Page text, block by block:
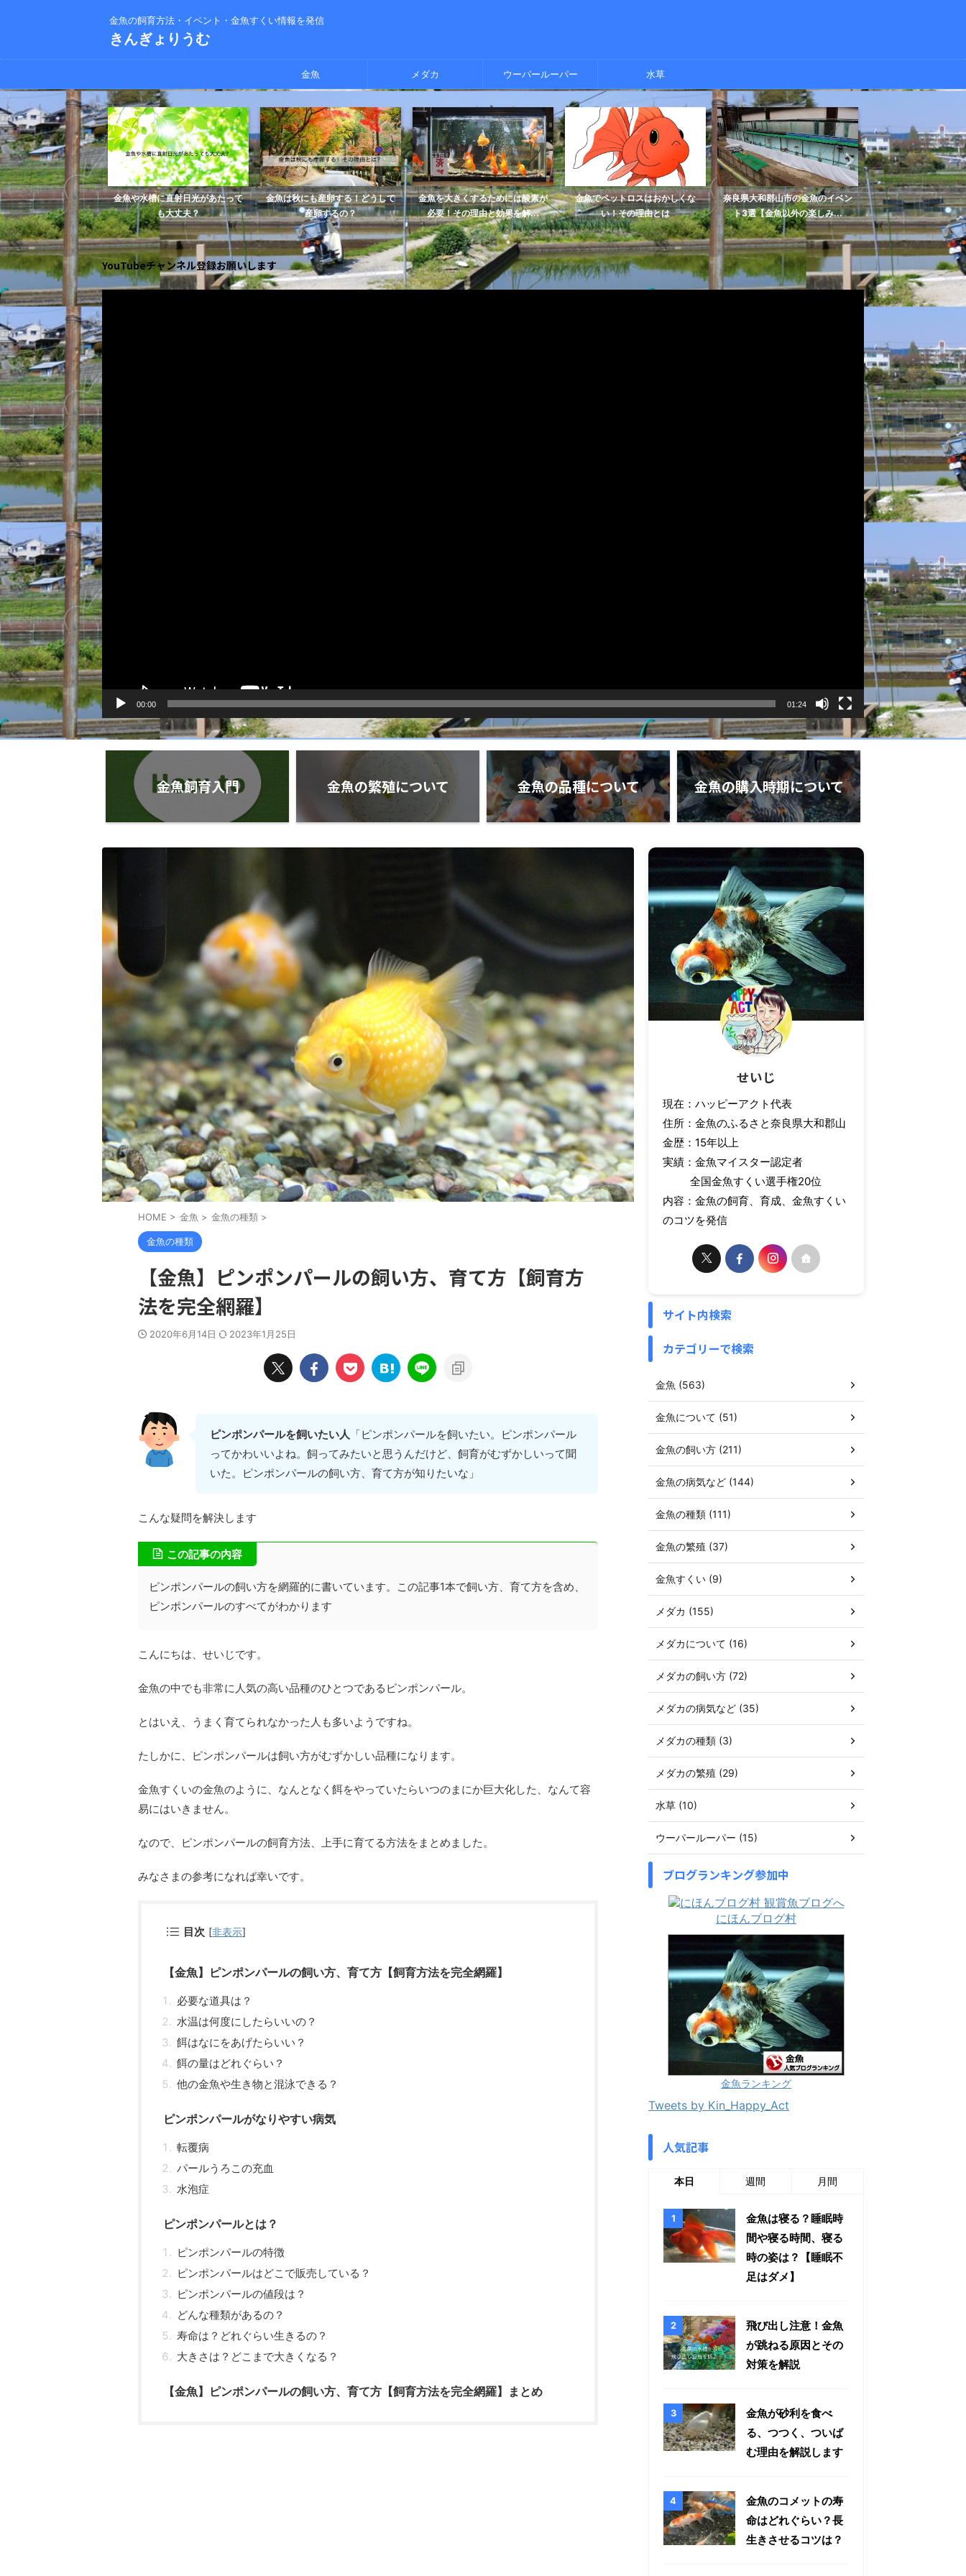
金魚の飼育方法・イベント・金魚すくい情報を発信
きんぎょりうむ
金魚 メダカ ウーパールーパー 水草
出る病気】金魚のポッ
症状や原因、治療...
金魚や水槽に直射日光があたって
も大丈夫？
金魚は秋にも産卵する！どうして
産卵するの？
金魚を大きくするためには酸素が
必要！その理由と効果を解...
金魚でペットロスはおかしくな
い！その理由とは
奈良県大和郡山市の金魚のイベン
ト3選【金魚以外の楽しみ...
金魚を水槽にたくさん
とどうなる？過密飼
YouTubeチャンネル登録お願いします
動
画
プ
レ
ー
ヤ
ー
00:00 01:24
金魚飼育入門 金魚の繁殖について 金魚の品種について 金魚の購入時期について
HOME > 金魚 > 金魚の種類 >
金魚の種類
【金魚】ピンポンパールの飼い方、育て方【飼育方
法を完全網羅】
2020年6月14日 2023年1月25日
ピンポンパールを飼いたい人 「ピンポンパールを飼いたい。ピンポンパール
ってかわいいよね。飼ってみたいと思うんだけど、飼育がむずかしいって聞
いた。ピンポンパールの飼い方、育て方が知りたいな」
こんな疑問を解決します
この記事の内容
ピンポンパールの飼い方を網羅的に書いています。この記事1本で飼い方、育て方を含め、
ピンポンパールのすべてがわかります
こんにちは、せいじです。
金魚の中でも非常に人気の高い品種のひとつであるピンポンパール。
とはいえ、うまく育てられなかった人も多いようですね。
たしかに、ピンポンパールは飼い方がむずかしい品種になります。
金魚すくいの金魚のように、なんとなく餌をやっていたらいつのまにか巨大化した、なんて容
易にはいきません。
なので、ピンポンパールの飼育方法、上手に育てる方法をまとめました。
みなさまの参考になれば幸いです。
目次 [非表示]
【金魚】ピンポンパールの飼い方、育て方【飼育方法を完全網羅】
必要な道具は？
水温は何度にしたらいいの？
餌はなにをあげたらいい？
餌の量はどれぐらい？
他の金魚や生き物と混泳できる？
ピンポンパールがなりやすい病気
転覆病
パールうろこの充血
水泡症
ピンポンパールとは？
ピンポンパールの特徴
ピンポンパールはどこで販売している？
ピンポンパールの値段は？
どんな種類があるの？
寿命は？どれぐらい生きるの？
大きさは？どこまで大きくなる？
【金魚】ピンポンパールの飼い方、育て方【飼育方法を完全網羅】まとめ
せいじ
現在：ハッピーアクト代表
住所：金魚のふるさと奈良県大和郡山
金歴：15年以上
実績：金魚マイスター認定者
全国金魚すくい選手権20位
内容：金魚の飼育、育成、金魚すくい
のコツを発信
サイト内検索
カテゴリーで検索
金魚 (563)
金魚について (51)
金魚の飼い方 (211)
金魚の病気など (144)
金魚の種類 (111)
金魚の繁殖 (37)
金魚すくい (9)
メダカ (155)
メダカについて (16)
メダカの飼い方 (72)
メダカの病気など (35)
メダカの種類 (3)
メダカの繁殖 (29)
水草 (10)
ウーパールーパー (15)
ブログランキング参加中
にほんブログ村
金魚ランキング
Tweets by Kin_Happy_Act
人気記事
本日 週間 月間
金魚は寝る？睡眠時
間や寝る時間、寝る
時の姿は？【睡眠不
足はダメ】
飛び出し注意！金魚
が跳ねる原因とその
対策を解説
金魚が砂利を食べ
る、つつく、ついば
む理由を解説します
金魚のコメットの寿
命はどれぐらい？長
生きさせるコツは？